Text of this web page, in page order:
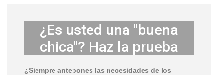
¿Es usted una "buena
chica"? Haz la prueba
¿Siempre antepones las necesidades de los